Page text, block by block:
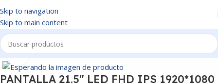
Skip to navigation
Skip to main content
Inicio/PANTALLAS
Click to enlarge
PANTALLA 21.5″ LED FHD IPS 1920*1080